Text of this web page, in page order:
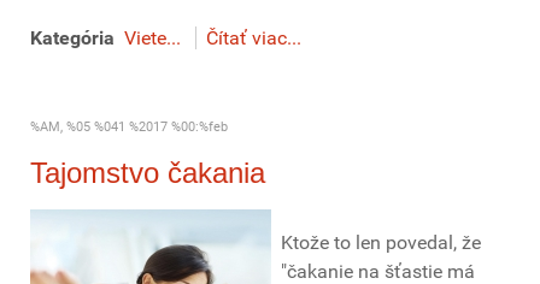
Kategória Viete... Čítať viac...
%AM, %05 %041 %2017 %00:%feb
Tajomstvo čakania
Ktože to len povedal, že
"čakanie na šťastie má